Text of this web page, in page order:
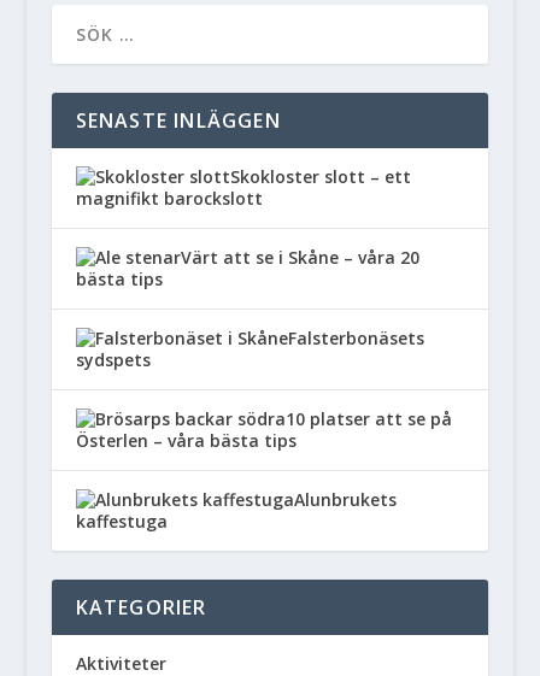
SENASTE INLÄGGEN
Skokloster slott – ett
magnifikt barockslott
Värt att se i Skåne – våra 20
bästa tips
Falsterbonäsets
sydspets
10 platser att se på
Österlen – våra bästa tips
Alunbrukets
kaffestuga
KATEGORIER
Aktiviteter